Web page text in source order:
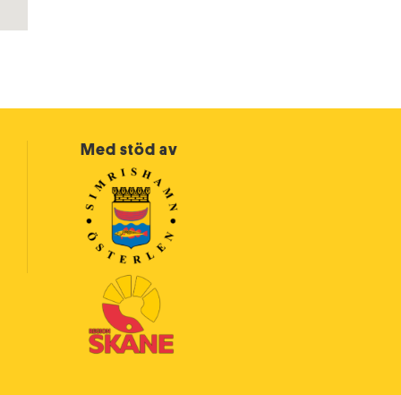
Med stöd av